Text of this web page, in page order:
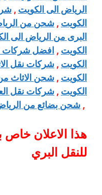
الرياض الى الكويت,
الكويت,شحن من
البرى من الرياض الى
الكويت,افضل شركات
الكويت,شركات نقل
الكويت,شحن الاثاث من
الكويت,شركات نقل
,شحن بضائع من
هذا الاعلان
للنقل البري